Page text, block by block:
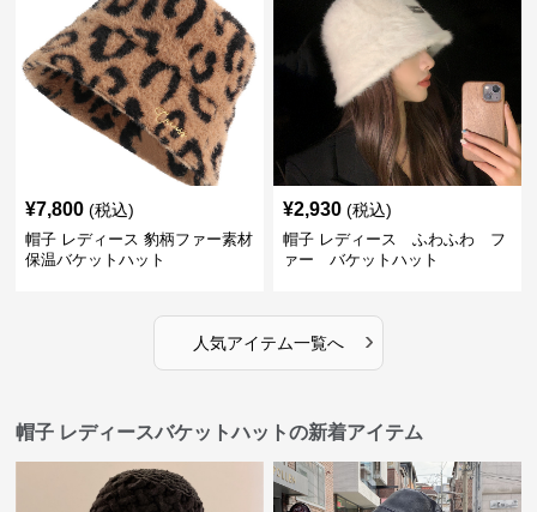
¥7,800 (税込)
帽子 レディース 豹柄ファー素材
保温バケットハット
¥2,930 (税込)
帽子 レディース ふわふわ フ
ァー バケットハット
人気アイテム一覧へ ›
帽子 レディースバケットハットの新着アイテム